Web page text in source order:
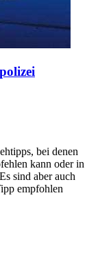
bei denen
kann oder in
sind aber auch
empfohlen